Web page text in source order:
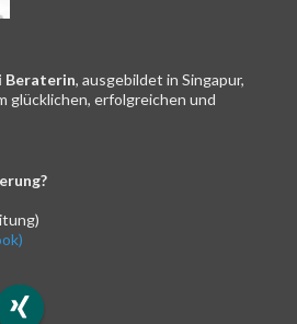
Beraterin, ausgebildet in Singapur,
glücklichen, erfolgreichen und